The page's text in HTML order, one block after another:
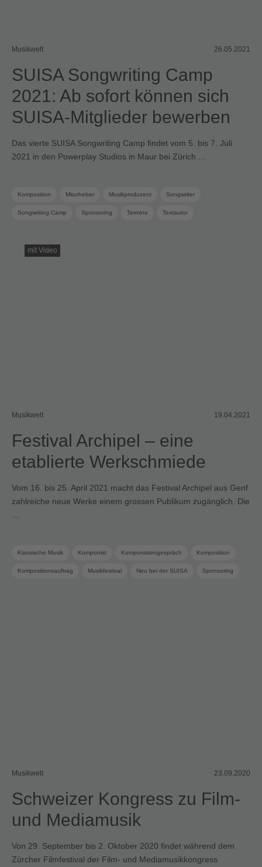
Musikwelt 26.05.2021
SUISA Songwriting Camp
2021: Ab sofort können sich
SUISA-Mitglieder bewerben
Das vierte SUISA Songwriting Camp findet vom 5. bis 7. Juli
2021 in den Powerplay Studios in Maur bei Zürich …
Komposition Miturheber Musikproduzent Songwriter
Songwriting Camp Sponsoring Termine Textautor
mit Video
Musikwelt 19.04.2021
Festival Archipel – eine
etablierte Werkschmiede
Vom 16. bis 25. April 2021 macht das Festival Archipel aus Genf
zahlreiche neue Werke einem grossen Publikum zugänglich. Die
Klassische Musik Komponist Komponistengespräch Komposition
Kompositionsauftrag Musikfestival Neu bei der SUISA Sponsoring
Musikwelt 23.09.2020
Schweizer Kongress zu Film-
und Mediamusik
Von 29. September bis 2. Oktober 2020 findet während dem
Zürcher Filmfestival der Film- und Mediamusikkongress